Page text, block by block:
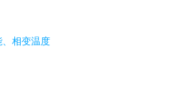
相变温度